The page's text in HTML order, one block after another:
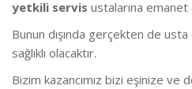
yetkili servis ustalarına emanet
Bunun dışında gerçekten de
sağlıklı olacaktır.
Bizim kazancımız bizi eşinize ve